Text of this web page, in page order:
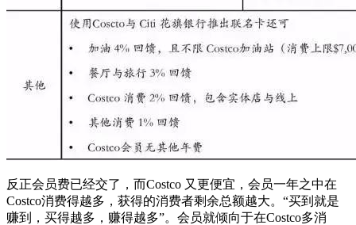
反正会员费已经交了，而Costco 又更便宜，会员一年之中在
Costco消费得越多，获得的消费者剩余总额越大。“买到就是
赚到，买得越多，赚得越多”。会员就倾向于在Costco多消